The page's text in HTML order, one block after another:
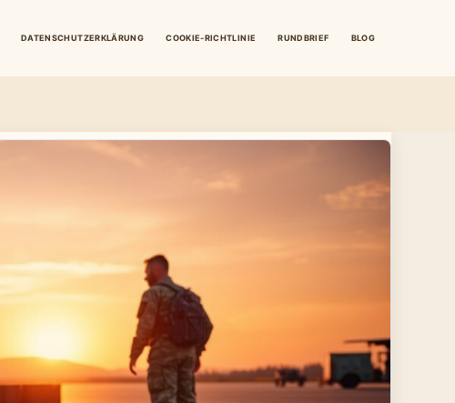
DATENSCHUTZERKLÄRUNG COOKIE-RICHTLINIE RUNDBRIEF BLOG